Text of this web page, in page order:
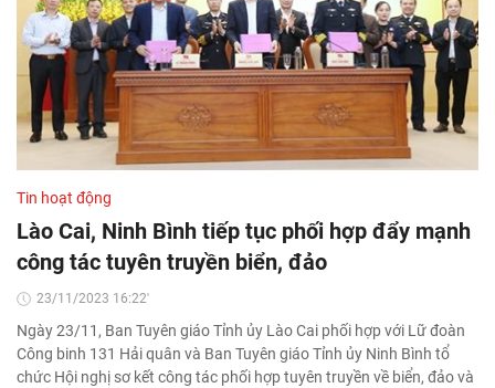
Tin hoạt động
Lào Cai, Ninh Bình tiếp tục phối hợp đẩy mạnh
công tác tuyên truyền biển, đảo
23/11/2023 16:22'
Ngày 23/11, Ban Tuyên giáo Tỉnh ủy Lào Cai phối hợp với Lữ đoàn
Công binh 131 Hải quân và Ban Tuyên giáo Tỉnh ủy Ninh Bình tổ
chức Hội nghị sơ kết công tác phối hợp tuyên truyền về biển, đảo và